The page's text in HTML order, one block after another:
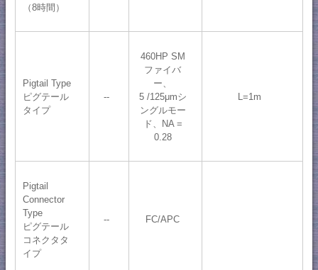
（8時間）
Pigtail Type
ピグテール
タイプ
--
460HP SM
ファイバ
ー、
5 /125μmシ
ングルモー
ド、NA =
0.28
L=1m
Pigtail
Connector
Type
ピグテール
コネクタタ
イプ
-- FC/APC